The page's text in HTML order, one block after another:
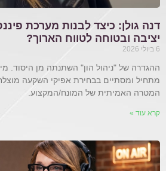
דנה גולן: כיצד לבנות מערכת
יציבה ובטוחה לטווח הארוך?
6 ביולי 2026
ההגדרה של "ניהול הון" השתנתה מן היסוד.
מתחיל ומסתיים בבחירת אפיקי השקעה
המטרה האמיתית של המונח/המקצוע.
קרא עוד »